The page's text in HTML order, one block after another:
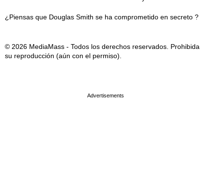
¿Piensas que Douglas Smith se ha comprometido en secreto ?
© 2026 MediaMass - Todos los derechos reservados. Prohibida
su reproducción (aún con el permiso).